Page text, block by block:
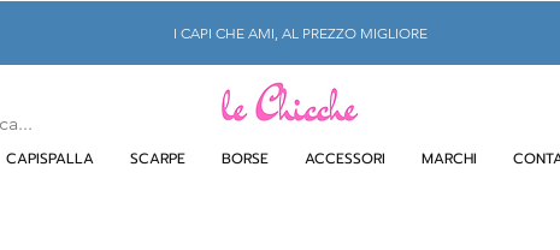
I CAPI CHE AMI, AL PREZZO MIGLIORE
CAPISPALLA SCARPE BORSE ACCESSORI MARCHI